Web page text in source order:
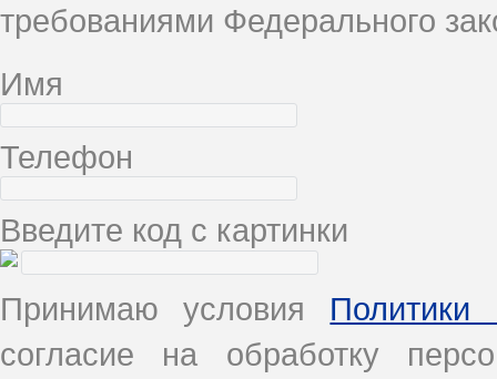
требованиями Федерального
Имя
Телефон
Введите код с картинки
Принимаю условия Политики
согласие на обработку